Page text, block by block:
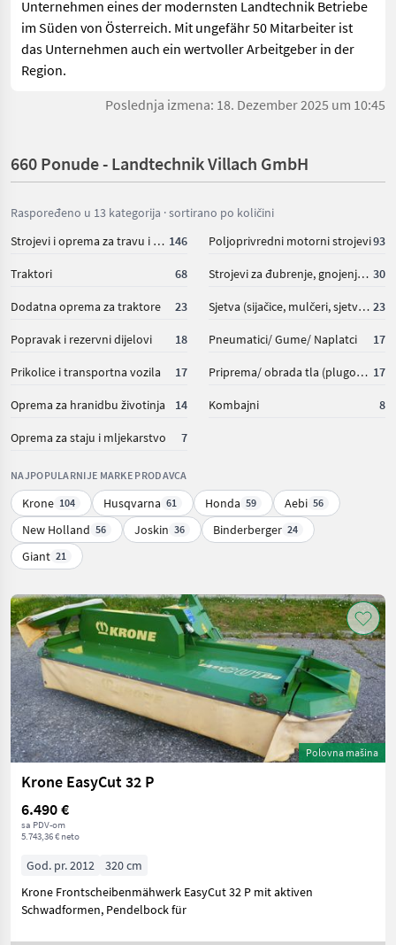
Unternehmen eines der modernsten Landtechnik Betriebe
im Süden von Österreich. Mit ungefähr 50 Mitarbeiter ist
das Unternehmen auch ein wertvoller Arbeitgeber in der
Region.
Poslednja izmena: 18. Dezember 2025 um 10:45
660 Ponude - Landtechnik Villach GmbH
Raspoređeno u 13 kategorija · sortirano po količini
Strojevi i oprema za travu i baliranje 146 Poljoprivredni motorni strojevi93
Traktori 68 Strojevi za đubrenje, gnojenje i navodnjavanje 30
Dodatna oprema za traktore 23 Sjetva (sijačice, mulčeri, sjetvospremači i dr) 23
Popravak i rezervni dijelovi 18 Pneumatici/ Gume/ Naplatci 17
Prikolice i transportna vozila 17 Priprema/ obrada tla (plugovi, kultivatori, tanjurače i dr.) 17
Oprema za hranidbu životinja 14 Kombajni 8
Oprema za staju i mljekarstvo 7
NAJPOPULARNIJE MARKE PRODAVCA
Krone 104 Husqvarna 61 Honda 59 Aebi 56
New Holland 56 Joskin 36 Binderberger 24
Giant 21
Polovna mašina
Krone EasyCut 32 P
6.490 €
sa PDV-om
5.743,36 € neto
God. pr. 2012
320 cm
Krone Frontscheibenmähwerk EasyCut 32 P mit aktiven
Schwadformen, Pendelbock für